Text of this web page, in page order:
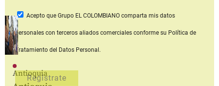
Antioquia
Acepto que Grupo EL COLOMBIANOcomparta mis datos
personales con terceros aliados comerciales conforme su Política de
Tratamiento del Datos Personal.